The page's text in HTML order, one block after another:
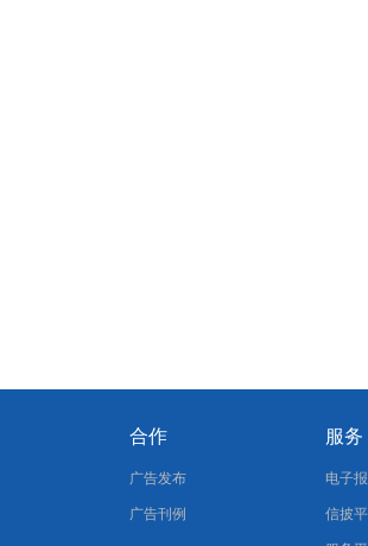
合作
广告发布
广告刊例
服务
电子报
信披